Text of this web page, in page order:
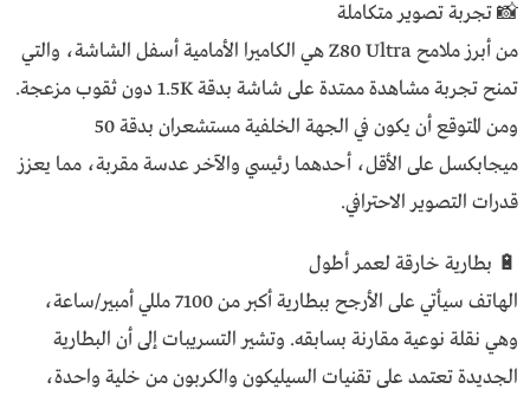
📸 تجربة تصوير متكاملة
من أبرز ملامح Z80 Ultra هي الكاميرا الأمامية أسفل الشاشة، والتي
تمنح تجربة مشاهدة ممتدة على شاشة بدقة 1.5K دون ثقوب مزعجة.
ومن المتوقع أن يكون في الجهة الخلفية مستشعران بدقة 50
ميجابكسل على الأقل، أحدهما رئيسي والآخر عدسة مقربة، مما يعزز
قدرات التصوير الاحترافي.
🔋 بطارية خارقة لعمر أطول
الهاتف سيأتي على الأرجح ببطارية أكبر من 7100 مللي أمبير/ساعة،
وهي نقلة نوعية مقارنة بسابقه. وتشير التسريبات إلى أن البطارية
الجديدة تعتمد على تقنيات السيليكون والكربون من خلية واحدة،